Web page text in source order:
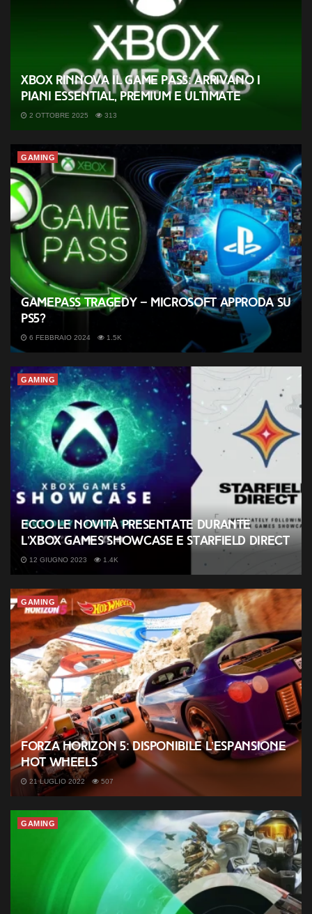
Xbox rinnova il Game Pass: arrivano i
piani Essential, Premium e Ultimate
2 OTTOBRE 2025 313
GAMING
GamePass tragedy – Microsoft approda su
PS5?
6 FEBBRAIO 2024 1.5K
GAMING
Ecco le novità presentate durante
l’Xbox Games Showcase e Starfield Direct
12 GIUGNO 2023 1.4K
GAMING
Forza Horizon 5: disponibile l’espansione
Hot Wheels
21 LUGLIO 2022 507
GAMING